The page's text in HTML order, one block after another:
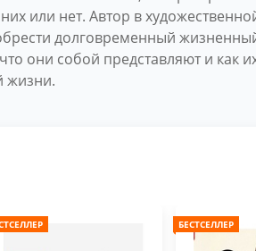
или нет. Автор в
долговременный
они собой представляют и как
жизни.
БЕСТСЕЛЛЕР